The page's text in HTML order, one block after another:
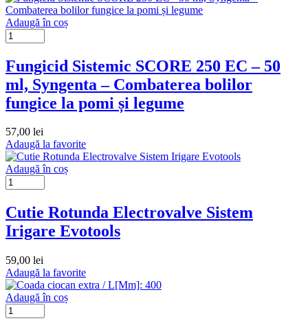
Adaugă în coș
Fungicid Sistemic SCORE 250 EC – 50
ml, Syngenta – Combaterea bolilor
fungice la pomi și legume
57,00 lei
Adaugă la favorite
Adaugă în coș
Cutie Rotunda Electrovalve Sistem
Irigare Evotools
59,00 lei
Adaugă la favorite
Adaugă în coș